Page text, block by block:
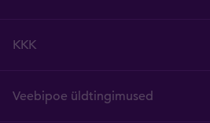
KKK
Veebipoe üldtingimused